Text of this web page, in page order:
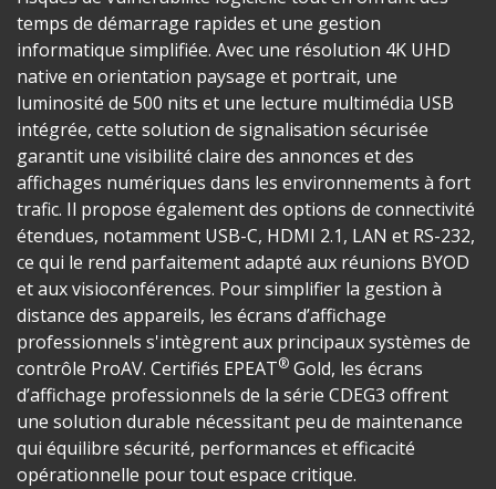
temps de démarrage rapides et une gestion
informatique simplifiée. Avec une résolution 4K UHD
native en orientation paysage et portrait, une
luminosité de 500 nits et une lecture multimédia USB
intégrée, cette solution de signalisation sécurisée
garantit une visibilité claire des annonces et des
affichages numériques dans les environnements à fort
trafic. Il propose également des options de connectivité
étendues, notamment USB-C, HDMI 2.1, LAN et RS-232,
ce qui le rend parfaitement adapté aux réunions BYOD
et aux visioconférences. Pour simplifier la gestion à
distance des appareils, les écrans d’affichage
professionnels s'intègrent aux principaux systèmes de
contrôle ProAV. Certifiés EPEAT® Gold, les écrans
d’affichage professionnels de la série CDEG3 offrent
une solution durable nécessitant peu de maintenance
qui équilibre sécurité, performances et efficacité
opérationnelle pour tout espace critique.